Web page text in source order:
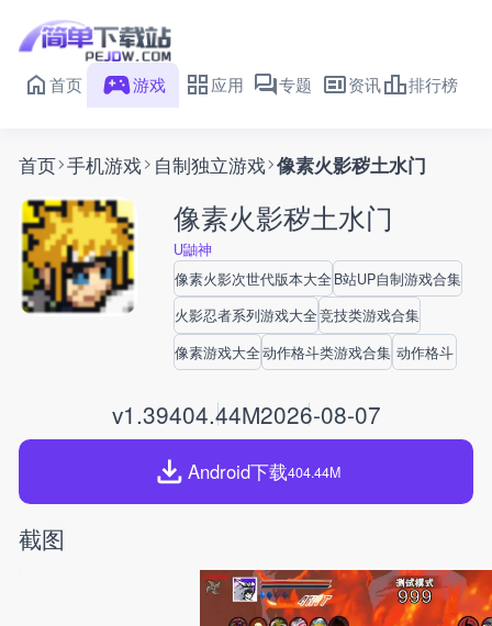
首页 游戏 应用 专题 资讯 排行榜
首页 手机游戏 自制独立游戏 像素火影秽土水门
像素火影秽土水门
U鼬神
像素火影次世代版本大全B站UP自制游戏合集
火影忍者系列游戏大全竞技类游戏合集
像素游戏大全动作格斗类游戏合集 动作格斗
v1.39404.44M2026-08-07
Android下载404.44M
截图